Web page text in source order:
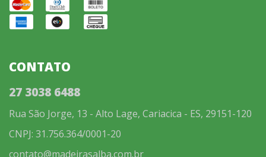
CONTATO
27 3038 6488
Rua São Jorge, 13 - Alto Lage, Cariacica - ES, 29151-120
CNPJ: 31.756.364/0001-20
contato@madeirasalba.com.br